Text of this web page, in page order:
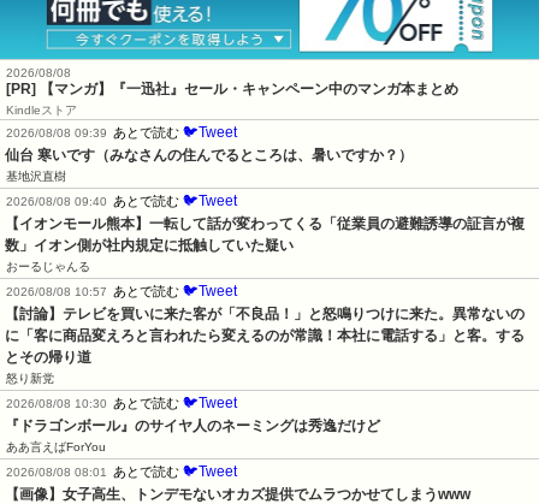
2026/08/08
[PR] 【マンガ】『一迅社』セール・キャンペーン中のマンガ本まとめ
Kindleストア
2026/08/08 09:39
あとで読む 🐦Tweet
仙台 寒いです（みなさんの住んでるところは、暑いですか？）
基地沢直樹
2026/08/08 09:40
あとで読む 🐦Tweet
【イオンモール熊本】一転して話が変わってくる「従業員の避難誘導の証言が複
数」イオン側が社内規定に抵触していた疑い
おーるじゃんる
2026/08/08 10:57
あとで読む 🐦Tweet
【討論】テレビを買いに来た客が「不良品！」と怒鳴りつけに来た。異常ないの
に「客に商品変えろと言われたら変えるのが常識！本社に電話する」と客。する
とその帰り道
怒り新党
2026/08/08 10:30
あとで読む 🐦Tweet
『ドラゴンボール』のサイヤ人のネーミングは秀逸だけど
ああ言えばForYou
2026/08/08 08:01
あとで読む 🐦Tweet
【画像】女子高生、トンデモないオカズ提供でムラつかせてしまうwww